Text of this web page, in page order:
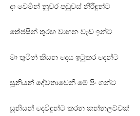
දා වෙමින් නුවර පඬුවස්‌ නිරිඳුන්ට
තේජසින් තුරඟ වාහන වැඩ ඉන්ට
මා තුටින් කියන දෙය ඉටුකර දෙන්ට
සූනියන් දේවතාවෙනි මේ පිං ගන්ට
සූනියන් දෙවිඳුන්ට කරන කන්නලව්වක්‌